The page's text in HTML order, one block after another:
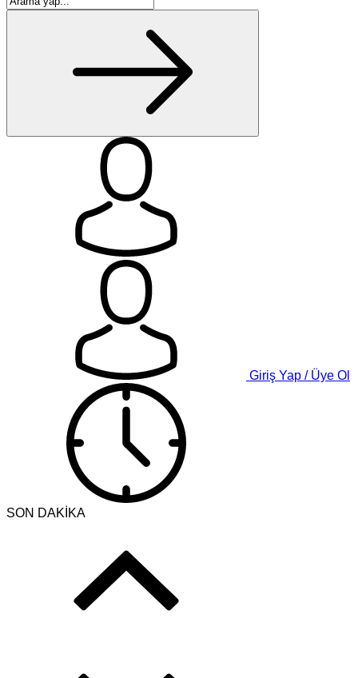
Giriş Yap / Üye Ol
SON DAKİKA